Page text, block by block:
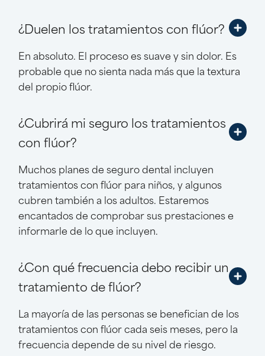
¿Duelen los tratamientos con flúor?
En absoluto. El proceso es suave y sin dolor. Es
probable que no sienta nada más que la textura
del propio flúor.
¿Cubrirá mi seguro los tratamientos
con flúor?
Muchos planes de seguro dental incluyen
tratamientos con flúor para niños, y algunos
cubren también a los adultos. Estaremos
encantados de comprobar sus prestaciones e
informarle de lo que incluyen.
¿Con qué frecuencia debo recibir un
tratamiento de flúor?
La mayoría de las personas se benefician de los
tratamientos con flúor cada seis meses, pero la
frecuencia depende de su nivel de riesgo.